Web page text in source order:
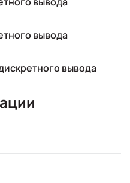
вывода
вывода